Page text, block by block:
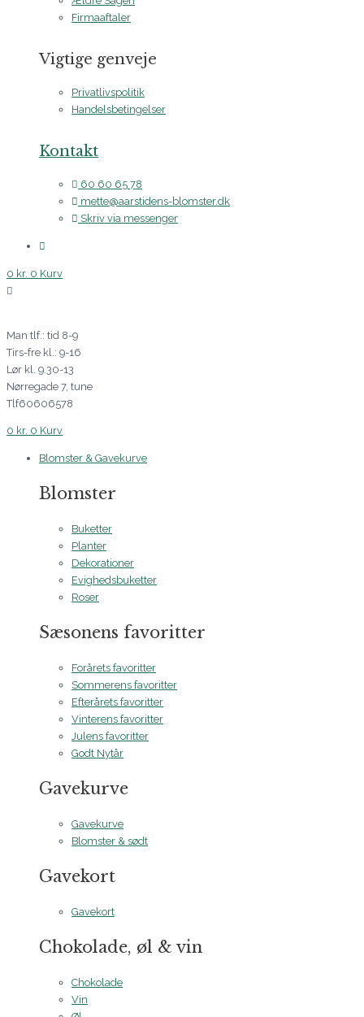
Firmaaftaler
Vigtige genveje
Privatlivspolitik
Handelsbetingelser
Kontakt
60 60 65 78
mette@aarstidens-blomster.dk
Skriv via messenger
0 kr. 0 Kurv
Man tlf.: tid 8-9
Tirs-fre kl.: 9-16
Lør kl. 9.30-13
Nørregade 7, tune
Tlf60606578
0 kr. 0 Kurv
Blomster & Gavekurve
Blomster
Buketter
Planter
Dekorationer
Evighedsbuketter
Roser
Sæsonens favoritter
Forårets favoritter
Sommerens favoritter
Efterårets favoritter
Vinterens favoritter
Julens favoritter
Godt Nytår
Gavekurve
Gavekurve
Blomster & sødt
Gavekort
Gavekort
Chokolade, øl & vin
Chokolade
Vin